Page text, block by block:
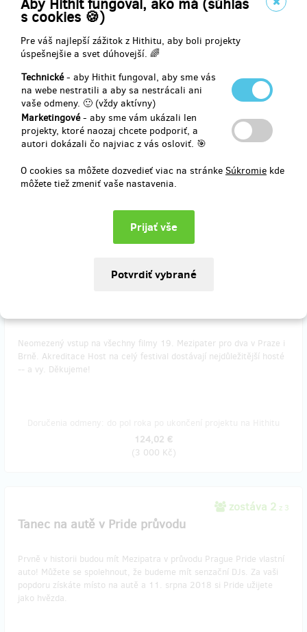
Aby Hithit fungoval, ako má (súhlas
s cookies 🍪)
Pre váš najlepší zážitok z Hithitu, aby boli projekty
úspešnejšie a svet dúhovejší. 🌈
Technické- aby Hithit fungoval, aby sme vás
na webe nestratili a aby sa nestrácali ani
vaše odmeny. 🙂 (vždy aktívny)
Marketingové- aby sme vám ukázali len
projekty, ktoré naozaj chcete podporiť, a
autori dokázali čo najviac z vás osloviť. 🎯
O cookies sa môžete dozvedieť viac na stránke Súkromie kde
môžete tiež zmeniť vaše nastavenia.
(1 000 Kč)
Walk on the Wild Side
Zejména milovníci Drag Race ocení rychlokurz drag líčení pro
začátečníky či začátečnice. Ujme se vás Karen McLarren, kterého
"out of drag" potkáváte za naším barem. Rychlokurz bude omezen
82,68 €
2 000 Kč
Neomezený vstup na všechny filmy 19. Mezipater pro dva v Praze i
Brně. Akreditace Host na celý festival dostávají nejdůležitější hosté
-- a vy. Děkujeme!
124,02 €
(3 000 Kč)
zostáva 2 z 3
Tanec na autě v Pride průvodu
Prvně v historii budou mít Mezipatra v průvodu Prague Pride vlastní
auto! Můžete se spolehnout, že budeme mít senzační DJs. Za vaši
popdoru získáte místo na autě a 11. srpna 2018 si Pride užijete
jako hvězda.